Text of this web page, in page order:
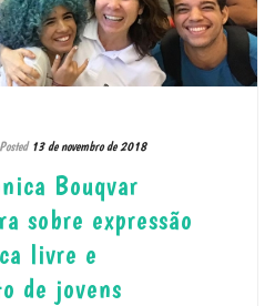
Posted 13 de novembro de 2018
Bouqvar
sobre expressão
livre e
de jovens